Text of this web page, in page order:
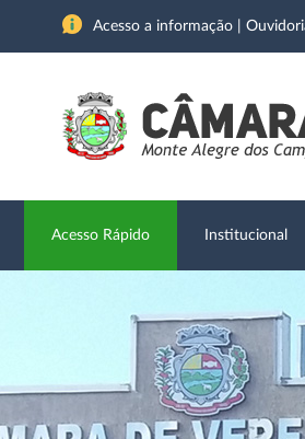
Acesso a informação
Acesso Rápido Institucional